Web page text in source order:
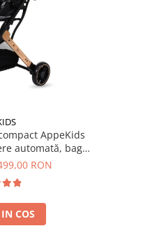
AppeKids
automată, bagaj
kg - Grey
RON
COS